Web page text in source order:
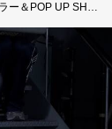
SHOPの詳細を公開